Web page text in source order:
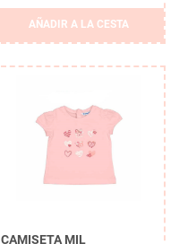
AÑADIR A LA CESTA
CAMISETA MIL